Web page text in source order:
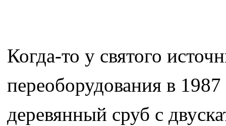
Когда-то у святого
переоборудования в
деревянный сруб с